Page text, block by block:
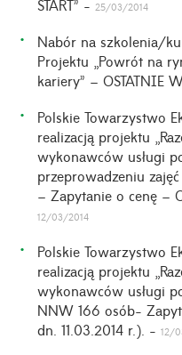
START” - 25/03/2014
Nabór na szkolenia/
Projektu „Powrót na
kariery” – OSTATNIE
Polskie Towarzystwo
realizacją projektu
wykonawców usługi
przeprowadzeniu
– Zapytanie o cenę –
12/03/2014
Polskie Towarzystwo
realizacją projektu
wykonawców usługi
NNW 166 osób-
dn. 11.03.2014 r.). -12/